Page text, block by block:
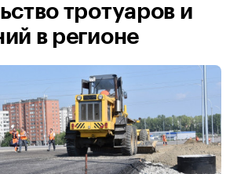
тротуаров и
в регионе